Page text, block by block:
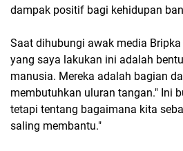
dampak positif bagi kehidupan
Saat dihubungi awak media
yang saya lakukan ini adalah
manusia. Mereka adalah bagian
membutuhkan uluran tangan." Ini
tetapi tentang bagaimana kita
saling membantu."